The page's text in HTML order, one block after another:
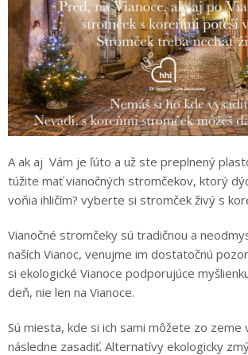
A ak aj Vám je ľúto a už ste preplnený
túžite mať vianočných stromčekov, ktorý
voňia ihličím? vyberte si stromček živý s
Vianočné stromčeky sú tradičnou a
naších Vianoc, venujme im dostatočnú
si ekologické Vianoce podporujúce
deň, nie len na Vianoce.
Sú miesta, kde si ich sami môžete zo zeme
následne zasadiť. Alternatívy ekologicky